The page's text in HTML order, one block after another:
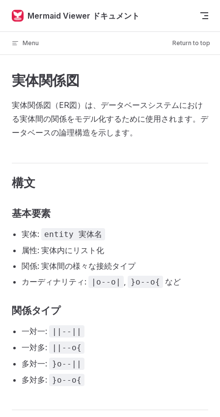
Skip to content
Mermaid Viewer ドキュメント
Menu Return to top
実体関係図
実体関係図（ER図）は、データベースシステムにおけ
る実体間の関係をモデル化するために使用されます。デ
ータベースの論理構造を示します。
構文
基本要素
実体: entity 実体名
属性: 実体内にリスト化
関係: 実体間の様々な接続タイプ
カーディナリティ:
|o--o| , }o--o{ など
関係タイプ
一対一: ||--||
一対多: ||--o{
多対一: }o--||
多対多: }o--o{